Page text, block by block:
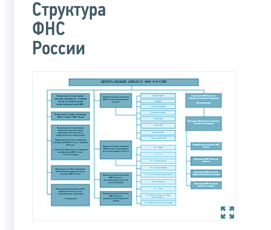
Структура
ФНС
России